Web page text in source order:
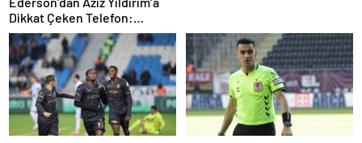
Dikkat Çeken Telefon:
“Fenerbahçe’de Kalmak
İstiyorum” Mesajı